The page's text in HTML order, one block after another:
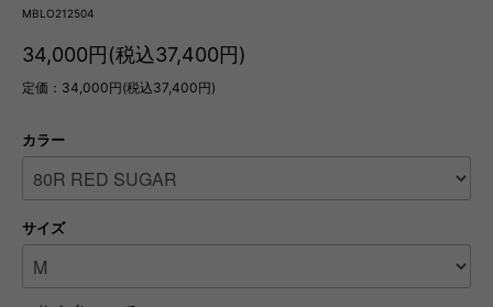
MBLO212504
34,000円(税込37,400円)
定価：34,000円(税込37,400円)
カラー
サイズ